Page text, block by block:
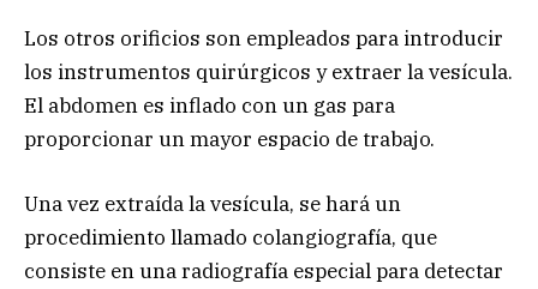
Los otros orificios son empleados para introducir
los instrumentos quirúrgicos y extraer la vesícula.
El abdomen es inflado con un gas para
proporcionar un mayor espacio de trabajo.
Una vez extraída la vesícula, se hará un
procedimiento llamado colangiografía, que
consiste en una radiografía especial para detectar